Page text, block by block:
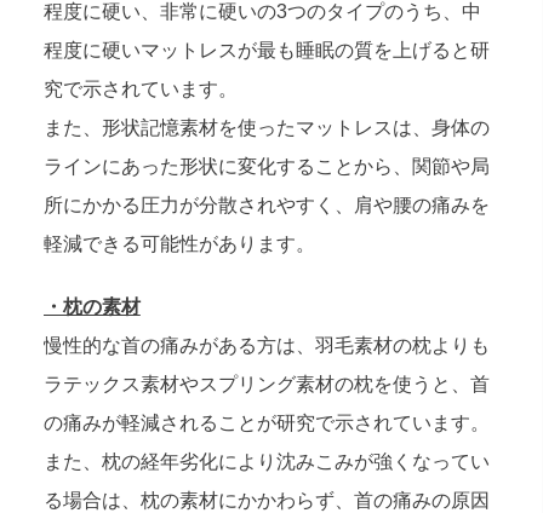
程度に硬い、非常に硬いの3つのタイプのうち、中
程度に硬いマットレスが最も睡眠の質を上げると研
究で示されています。
また、形状記憶素材を使ったマットレスは、身体の
ラインにあった形状に変化することから、関節や局
所にかかる圧力が分散されやすく、肩や腰の痛みを
軽減できる可能性があります。
・枕の素材
慢性的な首の痛みがある方は、羽毛素材の枕よりも
ラテックス素材やスプリング素材の枕を使うと、首
の痛みが軽減されることが研究で示されています。
また、枕の経年劣化により沈みこみが強くなってい
る場合は、枕の素材にかかわらず、首の痛みの原因